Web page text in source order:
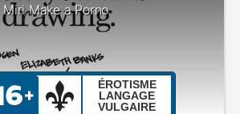
Make a Porno
ÉROTISME
LANGAGE
VULGAIRE